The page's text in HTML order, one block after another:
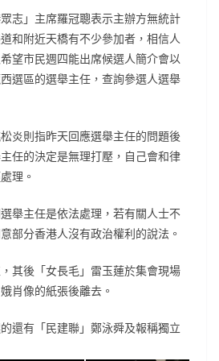
志」主席羅冠聰表示主辦方無統計
和附近天橋有不少參加者，相信人
望市民週四能出席候選人簡介會以
選區的選舉主任，查詢參選人選舉
炎則指昨天回應選舉主任的問題後
任的決定是無理打壓，自己會和律
理。
舉主任是依法處理，若有關人士不
部分香港人沒有政治權利的說法。
其後「女長毛」雷玉蓮於集會現場
肖像的紙張後離去。
還有「民建聯」鄭泳舜及報稱獨立